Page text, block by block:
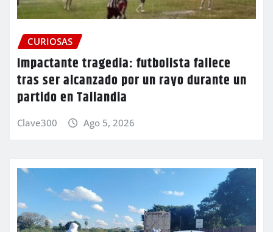
CURIOSAS
Impactante tragedia: futbolista fallece
tras ser alcanzado por un rayo durante un
partido en Tailandia
Clave300 Ago 5, 2026